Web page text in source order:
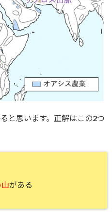
と思います。正解はこの2つ
がある